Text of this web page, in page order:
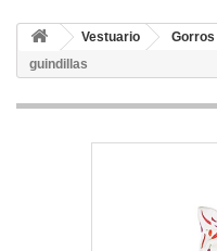
Vestuario Gorros
guindillas